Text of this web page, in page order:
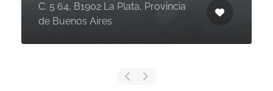
C. 5 64, B1902 La Plata, Provincia
de Buenos Aires